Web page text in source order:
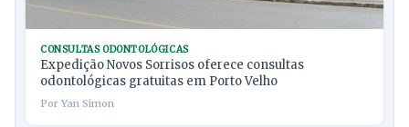
CONSULTAS ODONTOLÓGICAS
Expedição Novos Sorrisos oferece consultas
odontológicas gratuitas em Porto Velho
Por Yan Simon